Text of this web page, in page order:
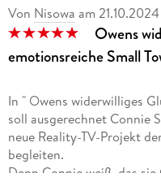
Von Nisowa am 21.10.2024
Owens
emotionsreiche Small
In " Owens widerwilliges
soll ausgerechnet Connie
neue Reality-TV-Projekt
begleiten.
Denn Connie weiß, das